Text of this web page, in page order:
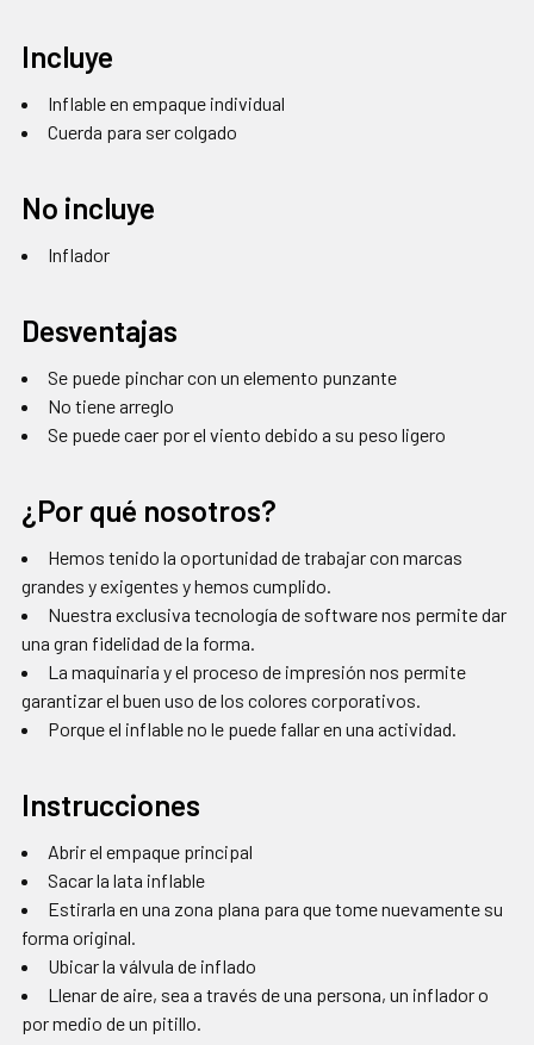
Incluye
Inflable en empaque individual
Cuerda para ser colgado
No incluye
Inflador
Desventajas
Se puede pinchar con un elemento punzante
No tiene arreglo
Se puede caer por el viento debido a su peso ligero
¿Por qué nosotros?
Hemos tenido la oportunidad de trabajar con marcas
grandes y exigentes y hemos cumplido.
Nuestra exclusiva tecnología de software nos permite dar
una gran fidelidad de la forma.
La maquinaria y el proceso de impresión nos permite
garantizar el buen uso de los colores corporativos.
Porque el inflable no le puede fallar en una actividad.
Instrucciones
Abrir el empaque principal
Sacar la lata inflable
Estirarla en una zona plana para que tome nuevamente su
forma original.
Ubicar la válvula de inflado
Llenar de aire, sea a través de una persona, un inflador o
por medio de un pitillo.